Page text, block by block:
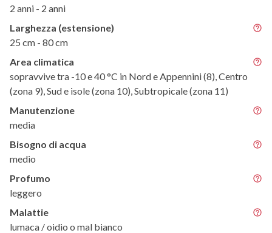
2 anni - 2 anni
Larghezza (estensione)
25 cm - 80 cm
Area climatica
sopravvive tra -10 e 40 °C in Nord e Appennini (8), Centro
(zona 9), Sud e isole (zona 10), Subtropicale (zona 11)
Manutenzione
media
Bisogno di acqua
medio
Profumo
leggero
Malattie
lumaca / oidio o mal bianco